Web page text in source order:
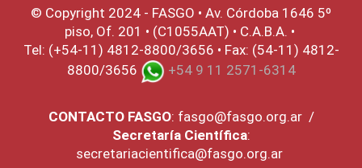
© Copyright 2024 - FASGO • Av. Córdoba 1646 5º
piso, Of. 201 • (C1055AAT) • C.A.B.A. •
Tel: (+54-11) 4812-8800/3656 • Fax: (54-11) 4812-
8800/3656
+54 9 11 2571-6314
CONTACTO FASGO: fasgo@fasgo.org.ar/
Secretaría Científica:
secretariacientifica@fasgo.org.ar